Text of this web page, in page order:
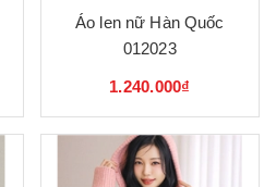
Áo len nữ Hàn Quốc
012023
1.240.000₫